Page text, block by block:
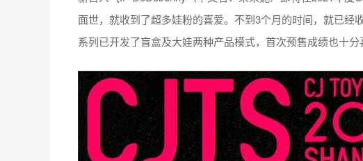
面世，就收到了超多娃粉的喜爱。不到3个月的时间，就已经
系列已开发了盲盒及大娃两种产品模式，首次预售成绩也十分